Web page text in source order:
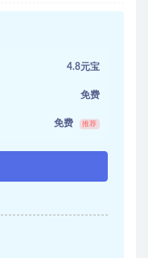
4.8元宝
免费
免费 推荐